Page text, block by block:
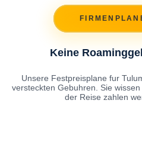
Keine
Unsere Festpreisplane fur
versteckten Gebuhren. Sie
der Reise zahlen